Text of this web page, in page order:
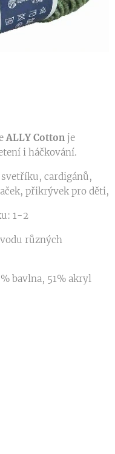
ALLY Cotton je
i háčkování.
cardigánů,
přikrývek pro děti,
1-2
různých
bavlna, 51% akryl